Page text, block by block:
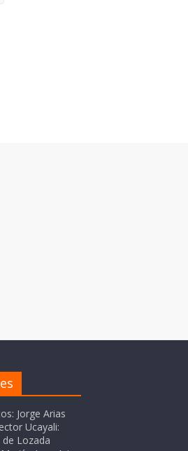
Jorge Arias
Ucayali:
Lozada